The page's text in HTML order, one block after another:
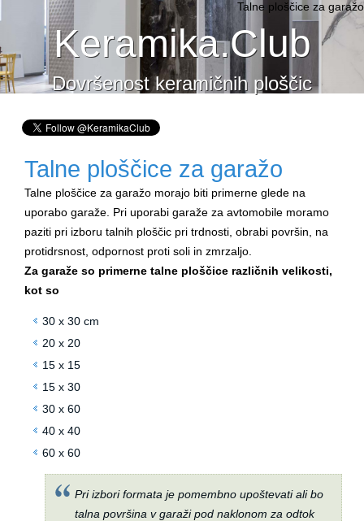
Talne ploščice za garažo
Keramika.Club
Dovršenost keramičnih ploščic
Talne ploščice za garažo
Talne ploščice za garažo morajo biti primerne glede na
uporabo garaže. Pri uporabi garaže za avtomobile moramo
paziti pri izboru talnih ploščic pri trdnosti, obrabi površin, na
protidrsnost, odpornost proti soli in zmrzaljo.
Za garaže so primerne talne ploščice različnih velikosti,
kot so
30 x 30 cm
20 x 20
15 x 15
15 x 30
30 x 60
40 x 40
60 x 60
Pri izbori formata je pomembno upoštevati ali bo
talna površina v garaži pod naklonom za odtok